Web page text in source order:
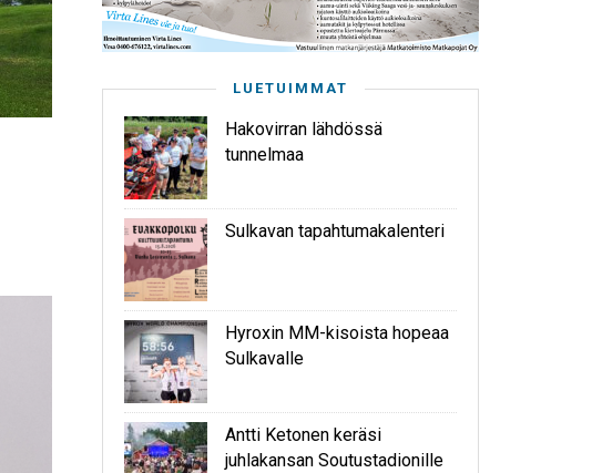
LUETUIMMAT
Hakovirran lähdössä
tunnelmaa
Sulkavan tapahtumakalenteri
Hyroxin MM-kisoista hopeaa
Sulkavalle
Antti Ketonen keräsi
juhlakansan Soutustadionille